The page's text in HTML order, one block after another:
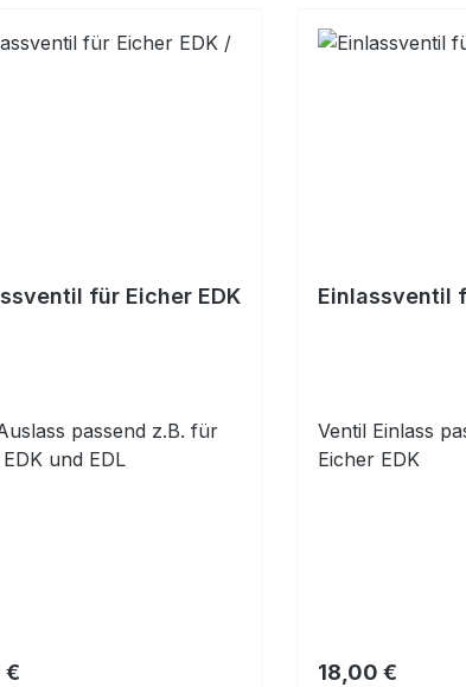
für Eicher EDK
passend z.B. für
und EDL
Preis:
€
Einlassventil
Ventil Einlass
Eicher EDK
Regulärer Preis:
18,00 €